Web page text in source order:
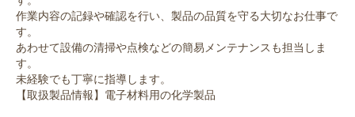
作業内容の記録や確認を行い、製品の品質を守る大切なお仕事で
す。
あわせて設備の清掃や点検などの簡易メンテナンスも担当しま
す。
未経験でも丁寧に指導します。
【取扱製品情報】電子材料用の化学製品